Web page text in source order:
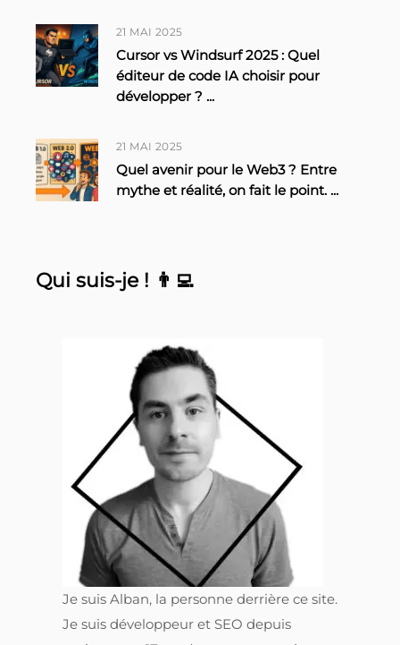
21 MAI 2025
Cursor vs Windsurf 2025 : Quel
éditeur de code IA choisir pour
développer ? ...
21 MAI 2025
Quel avenir pour le Web3 ? Entre
mythe et réalité, on fait le point. ...
Qui suis-je ! 👨‍💻
Je suis Alban, la personne derrière ce site.
Je suis développeur et SEO depuis